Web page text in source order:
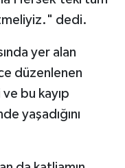
dedi.
yer alan
düzenlenen
bu kayıp
yaşadığını